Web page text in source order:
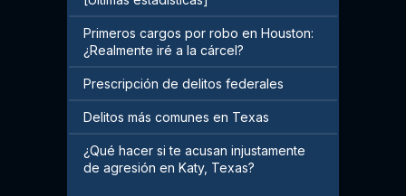
Primeros cargos por robo en Houston:
¿Realmente iré a la cárcel?
Prescripción de delitos federales
Delitos más comunes en Texas
¿Qué hacer si te acusan injustamente
de agresión en Katy, Texas?